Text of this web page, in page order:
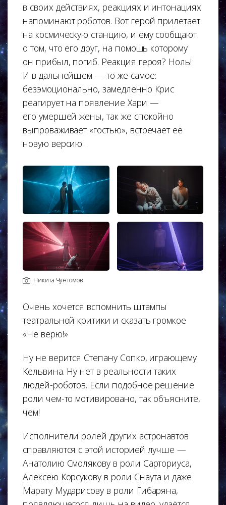
в своих действиях, реакциях и интонациях
напоминают роботов. Вот герой прилетает
на космическую станцию, и ему сообщают
о том, что его друг, на помощь которому
он прибыл, погиб. Реакция героя? Ноль!
И в дальнейшем — то же самое:
безэмоционально, замедленно Крис
реагирует на появление Хари —
его умершей жены, так же спокойно
выпроваживает «гостью», встречает её
новую версию…
Никита Чунтомов
Очень хочется вспомнить штампы
театральной критики и сказать громкое
«Не верю!»
Ну не верится Степану Сопко, играющему
Кельвина. Ну нет в реальности таких
людей-роботов. Если подобное решение
роли чем-то мотивировано, так объясните,
чем!
Исполнители ролей других астронавтов
справляются с этой историей лучше —
Анатолию Смолякову в роли Сарториуса,
Алексею Корсукову в роли Снаута и даже
Марату Мударисову в роли Гибаряна,